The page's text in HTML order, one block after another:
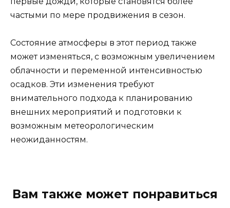
частыми по мере продвижения в сезон.
Состояние атмосферы в этот период также
может изменяться, с возможным увеличением
облачности и переменной интенсивностью
осадков. Эти изменения требуют
внимательного подхода к планированию
внешних мероприятий и подготовки к
возможным метеорологическим
неожиданностям.
Вам также может понравиться